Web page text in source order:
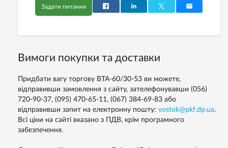
Задати питання
Вимоги покупки та доставки
Придбати вагу торгову ВТА-60/30-53 ви можете,
відправивши замовлення з сайту, зателефонувавши (056)
720-90-37, (095) 470-65-11, (067) 384-69-83 або
відправивши запит на електронну пошту: vostok@pkf.dp.ua.
Всі ціни на сайті вказано з ПДВ, крім програмного
забезпечення.